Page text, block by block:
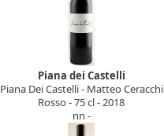
Piana dei Castelli
Piana Dei Castelli - Matteo Ceracchi
Rosso - 75 cl - 2018
nn -